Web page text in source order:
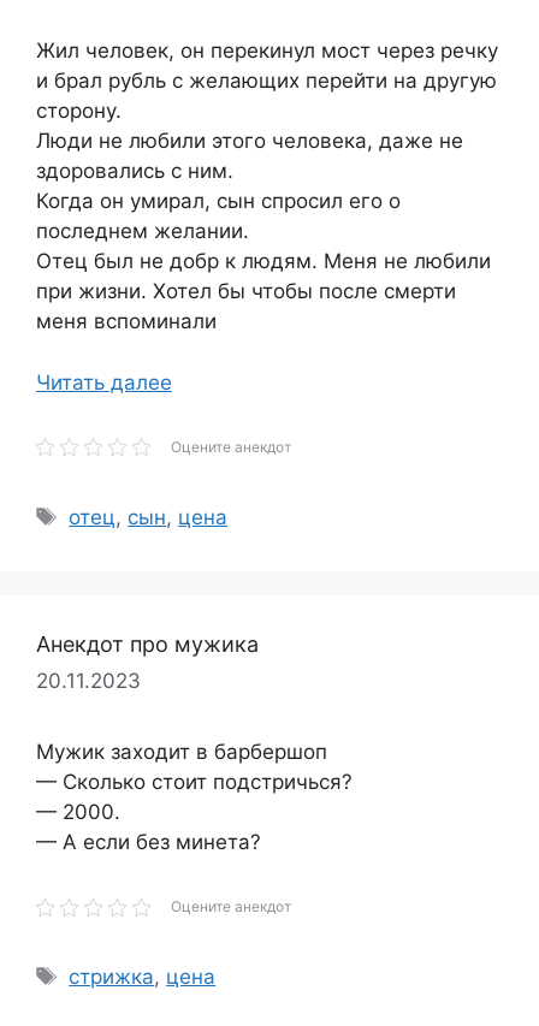
Жил человек, он перекинул мост через речку
и брал рубль с желающих перейти на другую
сторону.
Люди не любили этого человека, даже не
здоровались с ним.
Когда он умирал, сын спросил его о
последнем желании.
Отец был не добр к людям. Меня не любили
при жизни. Хотел бы чтобы после смерти
меня вспоминали
Читать далее
Оцените анекдот
Метки
отец, сын, цена
Анекдот про мужика
20.11.2023
Мужик заходит в барбершоп
— Сколько стоит подстричься?
— 2000.
— А если без минета?
Оцените анекдот
Метки
стрижка, цена